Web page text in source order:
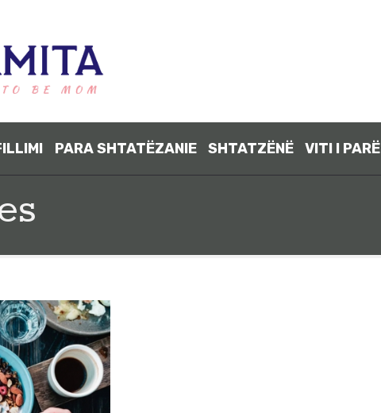
PARA SHTATËZANIE SHTATZËNË VITI I PARË
SHTATËZANI
E
VITI I PARË